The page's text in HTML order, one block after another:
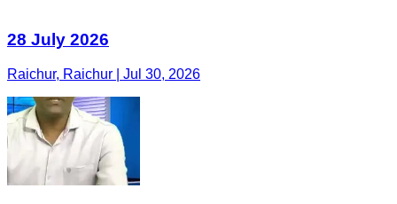
28 July 2026
Raichur, Raichur | Jul 30, 2026